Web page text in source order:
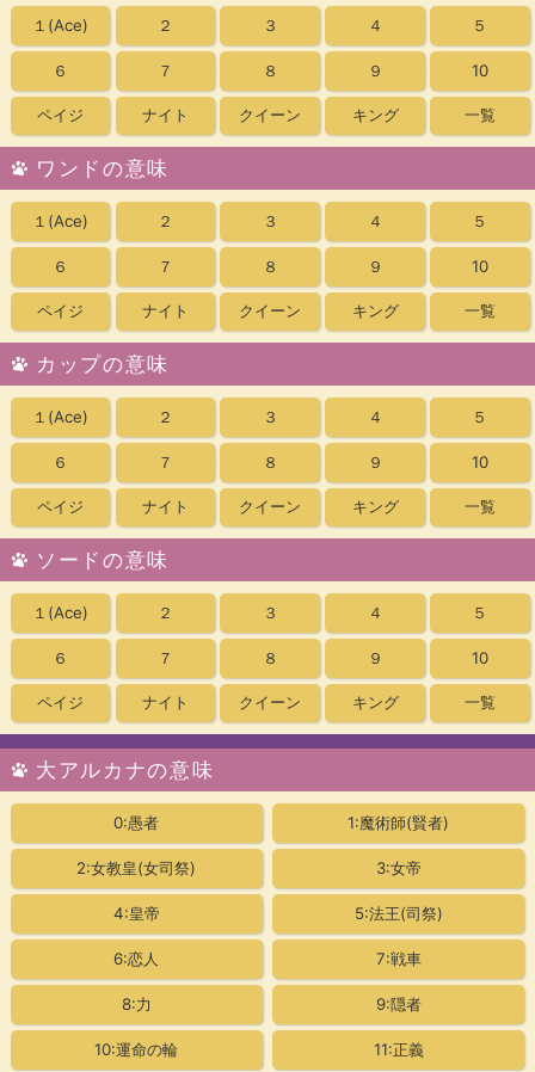
１ (Ace) ２ ３ ４ ５
６ ７ ８ ９ 10
ペイジ ナイト クイーン キング 一覧
ワンドの意味
１ (Ace) ２ ３ ４ ５
６ ７ ８ ９ 10
ペイジ ナイト クイーン キング 一覧
カップの意味
１ (Ace) ２ ３ ４ ５
６ ７ ８ ９ 10
ペイジ ナイト クイーン キング 一覧
ソードの意味
１ (Ace) ２ ３ ４ ５
６ ７ ８ ９ 10
ペイジ ナイト クイーン キング 一覧
大アルカナの意味
0:愚者 1:魔術師(賢者)
2:女教皇(女司祭) 3:女帝
4:皇帝 5:法王(司祭)
6:恋人 7:戦車
8:力 9:隠者
10:運命の輪 11:正義